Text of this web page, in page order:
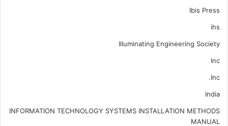
Ibis Press
ihs
Illuminating Engineering Society
Inc
Inc.
India
INFORMATION TECHNOLOGY SYSTEMS INSTALLATION METHODS
MANUAL